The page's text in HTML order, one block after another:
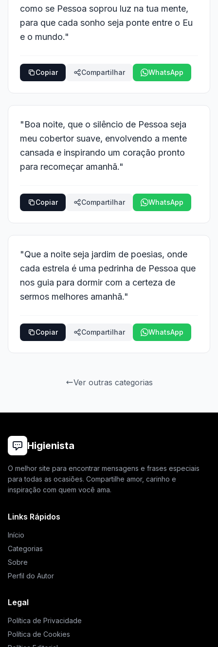
como se Pessoa soprou luz na tua mente,
para que cada sonho seja ponte entre o Eu
e o mundo."
Copiar Compartilhar WhatsApp
"Boa noite, que o silêncio de Pessoa seja
meu cobertor suave, envolvendo a mente
cansada e inspirando um coração pronto
para recomeçar amanhã."
Copiar Compartilhar WhatsApp
"Que a noite seja jardim de poesias, onde
cada estrela é uma pedrinha de Pessoa que
nos guia para dormir com a certeza de
sermos melhores amanhã."
Copiar Compartilhar WhatsApp
Ver outras categorias
Higienista
O melhor site para encontrar mensagens e frases especiais
para todas as ocasiões. Compartilhe amor, carinho e
inspiração com quem você ama.
Links Rápidos
Início
Categorias
Sobre
Perfil do Autor
Legal
Política de Privacidade
Política de Cookies